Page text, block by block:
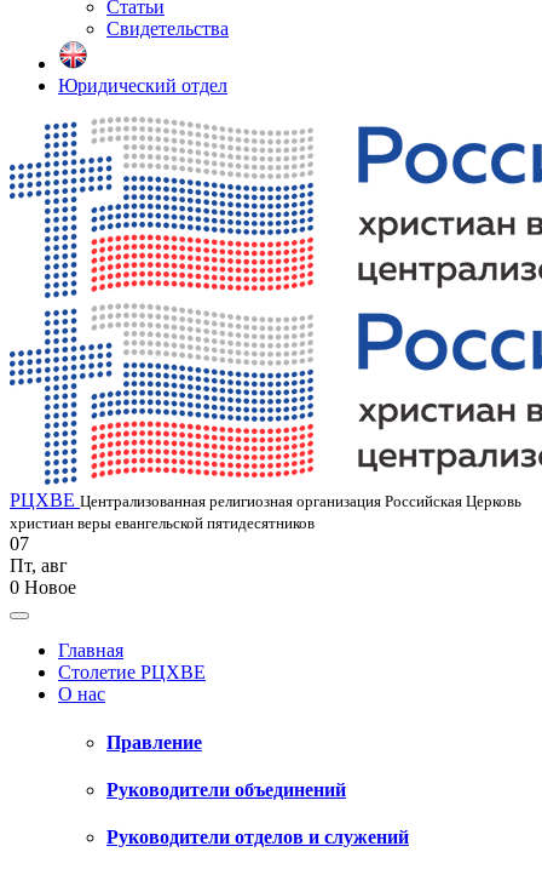
Статьи
Свидетельства
Юридический отдел
РЦХВЕ Централизованная религиозная организация Российская Церковь
христиан веры евангельской пятидесятников
07
Пт, авг
0 Новое
Главная
Столетие РЦХВЕ
О нас
Правление
Руководители объединений
Руководители отделов и служений